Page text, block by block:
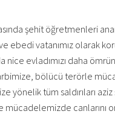
şehit öğretmenleri
ebedi vatanımız olarak
nice evladımızı daha
bölücü terörle
yönelik tüm saldırıları
mücadelemizde canlarını